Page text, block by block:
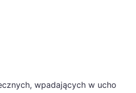
wpadających w ucho